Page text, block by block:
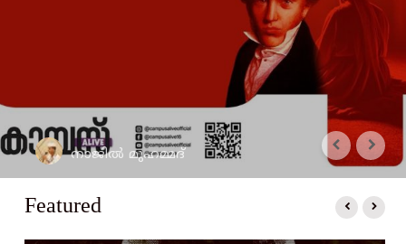
നാജിൽ മുഹമ്മദ്
Featured